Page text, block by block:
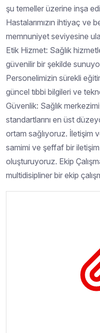
şu temeller üzerine inşa
Hastalarımızın ihtiyaç ve
memnuniyet seviyesine
Etik Hizmet: Sağlık
güvenilir bir şekilde
Personelimizin sürekli
güncel tıbbi bilgileri ve
Güvenlik: Sağlık
standartlarını en üst
ortam sağlıyoruz. İletişim
samimi ve şeffaf bir
oluşturuyoruz. Ekip
multidisipliner bir ekip